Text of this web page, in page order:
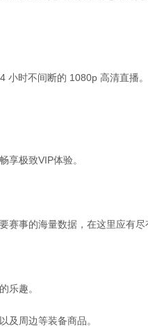
时不间断的 1080p 高清直播
享极致VIP体验。
赛事的海量数据，在这里应有尽
乐趣。
及周边等装备商品。